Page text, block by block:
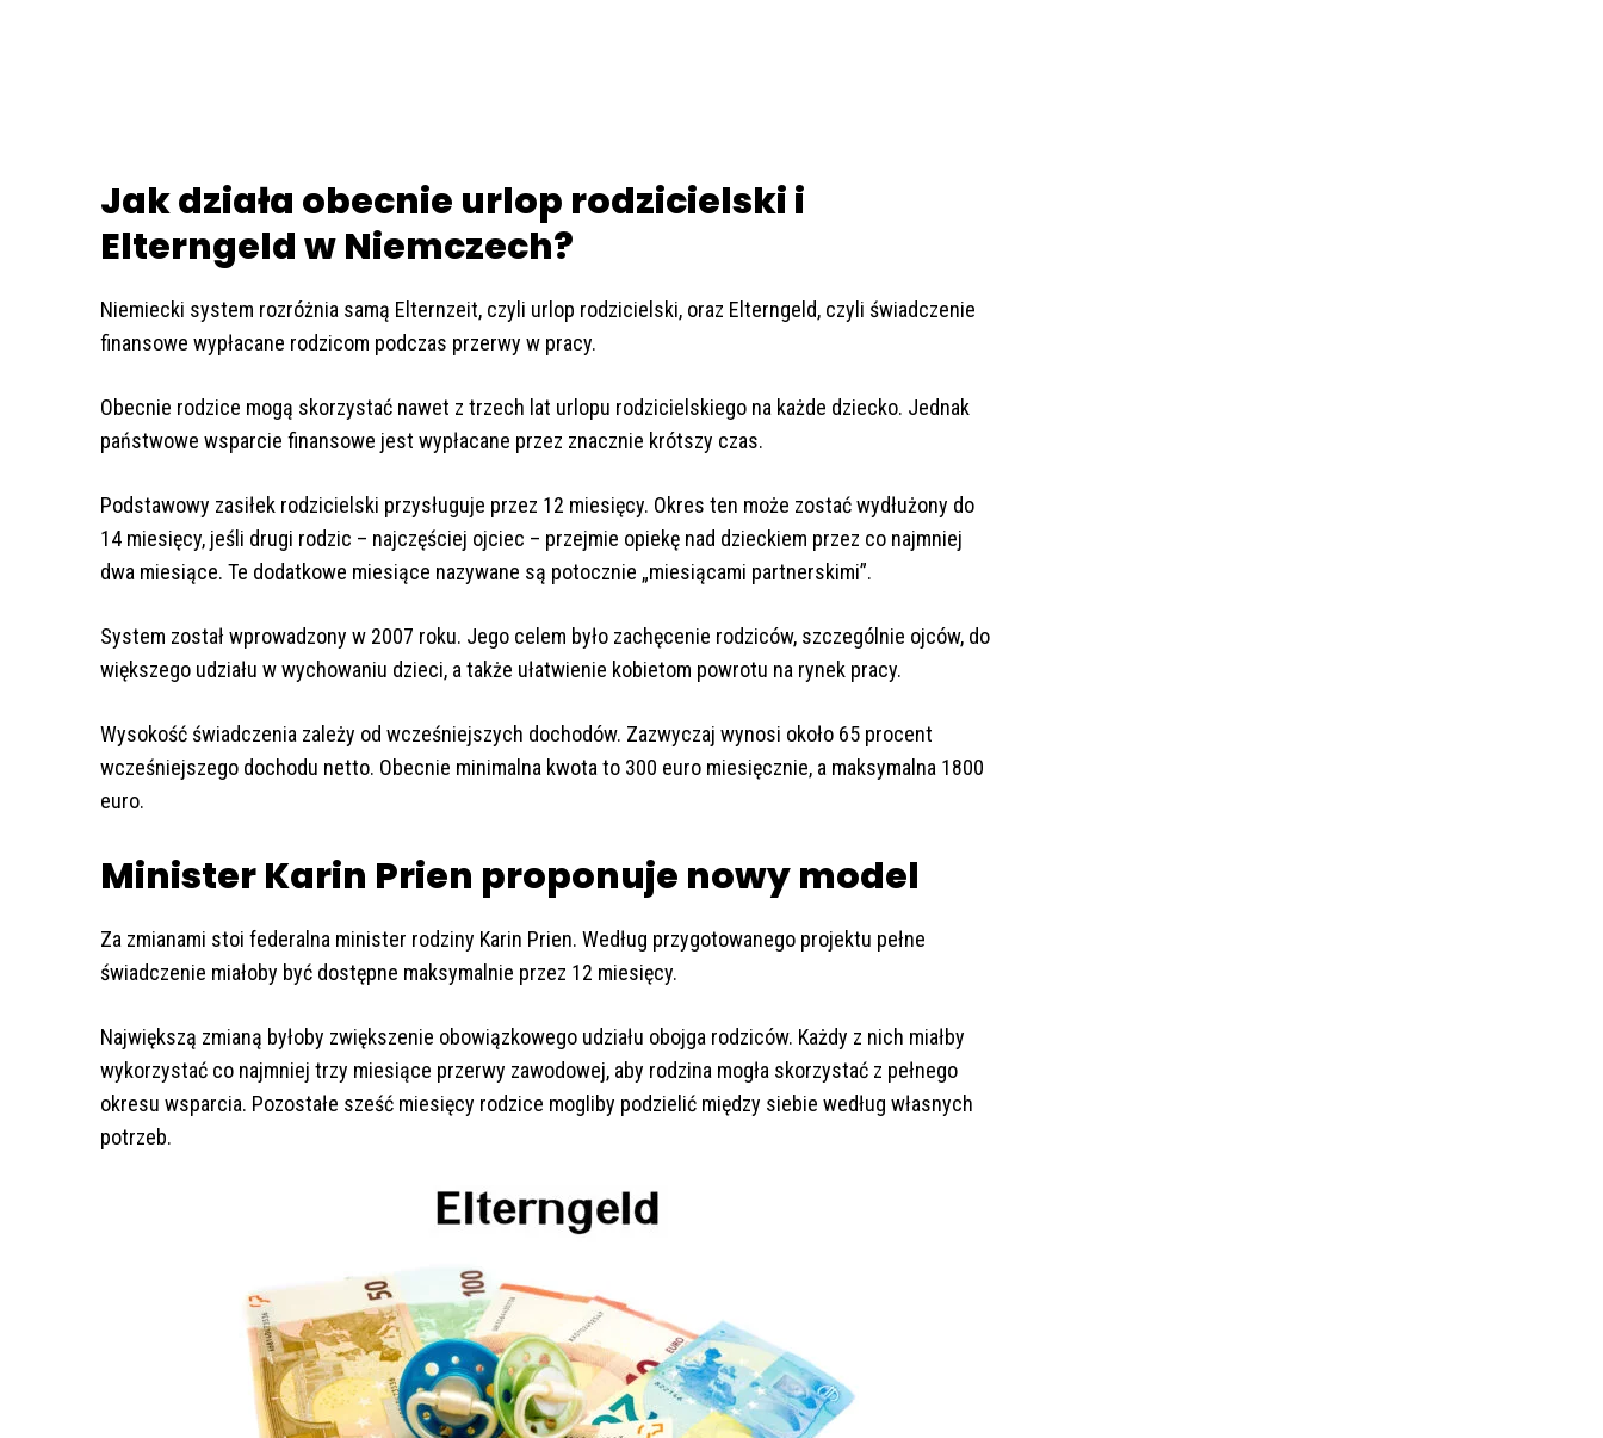
Jak działa obecnie urlop rodzicielski i
Elterngeld w Niemczech?
Niemiecki system rozróżnia samą Elternzeit, czyli urlop rodzicielski, oraz Elterngeld, czyli świadczenie
finansowe wypłacane rodzicom podczas przerwy w pracy.
Obecnie rodzice mogą skorzystać nawet z trzech lat urlopu rodzicielskiego na każde dziecko. Jednak
państwowe wsparcie finansowe jest wypłacane przez znacznie krótszy czas.
Podstawowy zasiłek rodzicielski przysługuje przez 12 miesięcy. Okres ten może zostać wydłużony do
14 miesięcy, jeśli drugi rodzic – najczęściej ojciec – przejmie opiekę nad dzieckiem przez co najmniej
dwa miesiące. Te dodatkowe miesiące nazywane są potocznie „miesiącami partnerskimi”.
System został wprowadzony w 2007 roku. Jego celem było zachęcenie rodziców, szczególnie ojców, do
większego udziału w wychowaniu dzieci, a także ułatwienie kobietom powrotu na rynek pracy.
Wysokość świadczenia zależy od wcześniejszych dochodów. Zazwyczaj wynosi około 65 procent
wcześniejszego dochodu netto. Obecnie minimalna kwota to 300 euro miesięcznie, a maksymalna 1800
euro.
Minister Karin Prien proponuje nowy model
Za zmianami stoi federalna minister rodziny Karin Prien. Według przygotowanego projektu pełne
świadczenie miałoby być dostępne maksymalnie przez 12 miesięcy.
Największą zmianą byłoby zwiększenie obowiązkowego udziału obojga rodziców. Każdy z nich miałby
wykorzystać co najmniej trzy miesiące przerwy zawodowej, aby rodzina mogła skorzystać z pełnego
okresu wsparcia. Pozostałe sześć miesięcy rodzice mogliby podzielić między siebie według własnych
potrzeb.